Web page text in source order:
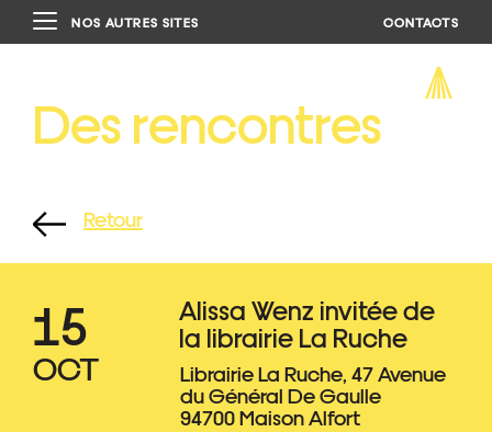
NOS AUTRES SITES CONTACTS
Des rencontres
Retour
15
OCT
Alissa Wenz invitée de
la librairie La Ruche
Librairie La Ruche, 47 Avenue
du Général De Gaulle
94700 Maison Alfort